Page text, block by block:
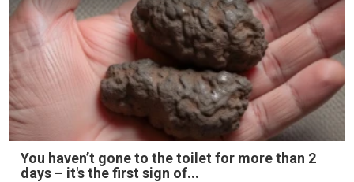
You haven’t gone to the toilet for more than 2
days – it's the first sign of...